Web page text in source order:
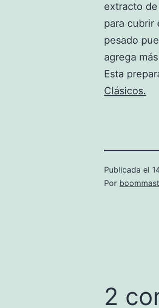
extracto
para cubrir
pesado
agrega
Esta
Clásicos.
Publicada el
Por
2